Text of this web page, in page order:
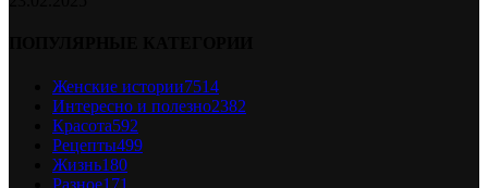
Женские истории7514
Интересно и полезно2382
Красота592
Рецепты499
Жизнь180
Разное171